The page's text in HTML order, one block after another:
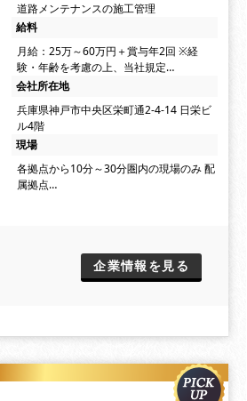
道路メンテナンスの施工管理
給料
月給：25万～60万円＋賞与年2回 ※経
験・年齢を考慮の上、当社規定…
会社所在地
兵庫県神戸市中央区栄町通2-4-14 日栄ビ
ル4階
現場
各拠点から10分～30分圏内の現場のみ 配
属拠点…
企業情報を見る